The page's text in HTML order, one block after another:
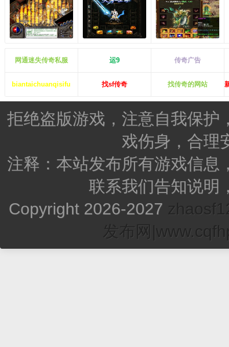
网通迷失传奇私服 运9 传奇广告
biantaichuanqisifu 找sf传奇 找传奇的网站
拒绝盗版游戏，注意自我保护
戏伤身，合理
注释：本站发布所有游戏信息
联系我们告知说明
Copyright 2026-2027
发布网